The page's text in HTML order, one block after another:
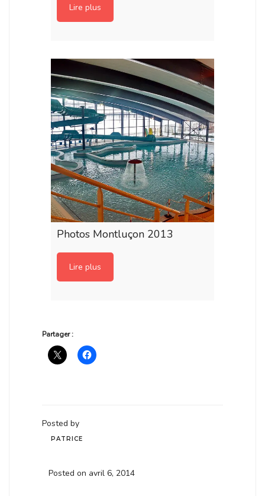
Lire plus
Photos Montluçon 2013
Lire plus
Partager :
Posted by
PATRICE
Posted on avril 6, 2014